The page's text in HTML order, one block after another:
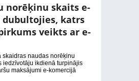
norēķinu skaits e-
katrs
veikts ar e-
skaidras naudas norēķinu
iedzīvotāju ikdienā turpinājis
maksājumi e‑komercijā